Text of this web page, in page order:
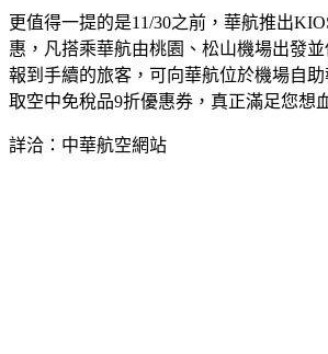
更值得一提的是11/30之前，華航推出
惠，凡搭乘華航由桃園、松山機場出發
報到手續的旅客，可向華航位於機場自
取空中免稅品9折優惠券，真正滿足您想
詳洽：中華航空網站